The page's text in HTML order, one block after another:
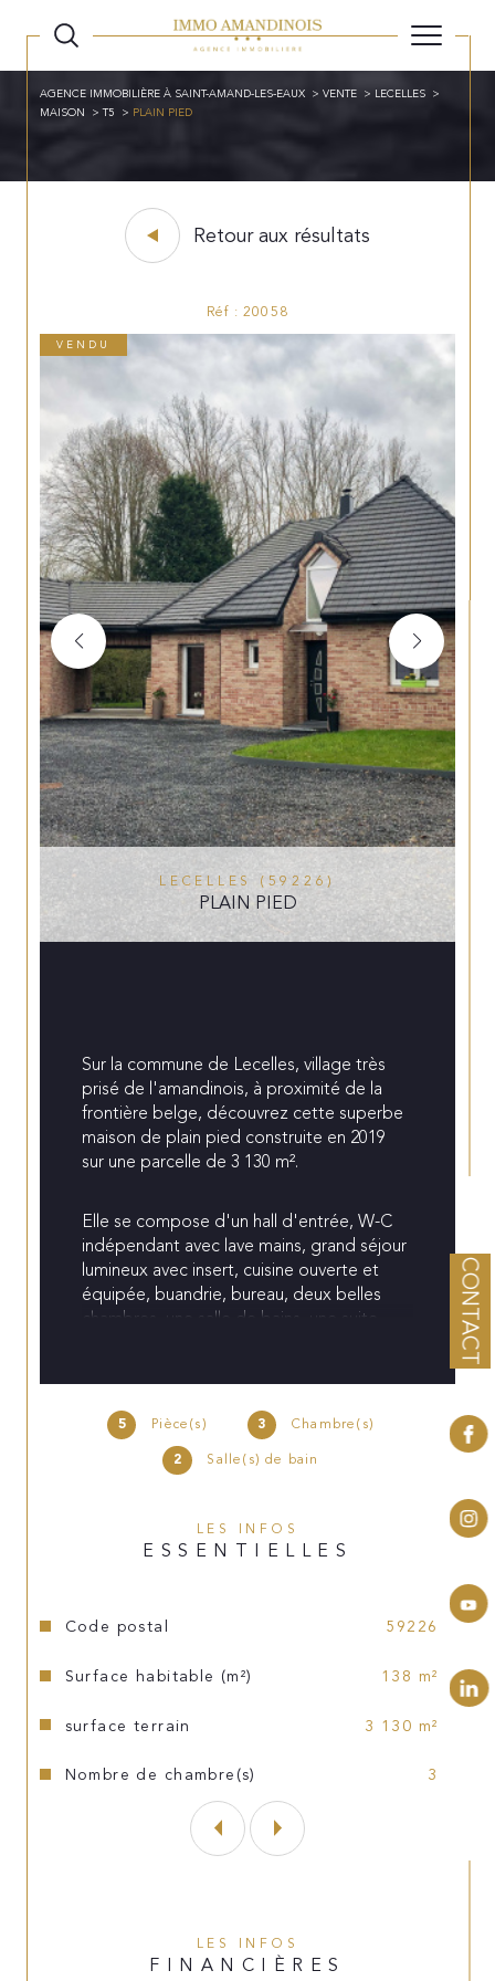
CONTACT
AGENCE IMMOBILIÈRE À SAINT-AMAND-LES-EAUX VENTE
LECELLES
MAISON
T5 PLAIN PIED
Retour aux résultats
Réf : 20058
VENDU
LECELLES (59226)
PLAIN PIED
5 Pièce(s) 3
Chambre(s)
2
Salle(s) de bain
LES INFOS
ESSENTIELLES
Caractéristiques Valeurs
Code postal 59226
Surface habitable (m²) 138 m²
surface terrain 3 130 m²
Nombre de chambre(s) 3
Sur la commune de Lecelles, village très
prisé de l'amandinois, à proximité de la
frontière belge, découvrez cette superbe
maison de plain pied construite en 2019
sur une parcelle de 3 130 m².
Elle se compose d'un hall d'entrée, W-C
indépendant avec lave mains, grand séjour
lumineux avec insert, cuisine ouverte et
équipée, buandrie, bureau, deux belles
chambres, une salle de bains, une suite
Combles aménageables.
A l'extérieur terrasse, jardin clos et arboré
orientation sur ouest, abir de jardin,
double flux, production d'eau chaude
chaleur air/eau, maison classée BBC.
LES INFOS
FINANCIÈRES